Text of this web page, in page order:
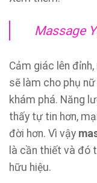
Massage
Cảm giác lên
sẽ làm cho phụ
khám phá. Năng
thấy tự tin hơn,
đời hơn. Vì vậy
là cần thiết và đó
hữu hiệu.